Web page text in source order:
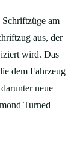
am
aus, der
wird. Das
dem Fahrzeug
neue
Turned